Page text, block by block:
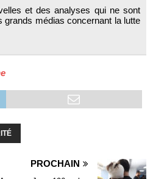
et des analyses qui ne sont
grands médias concernant la lutte
PROCHAIN